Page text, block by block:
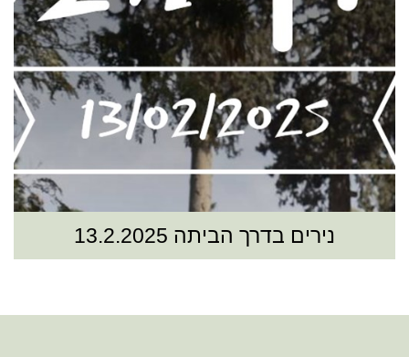
נירים בדרך הביתה 13.2.2025